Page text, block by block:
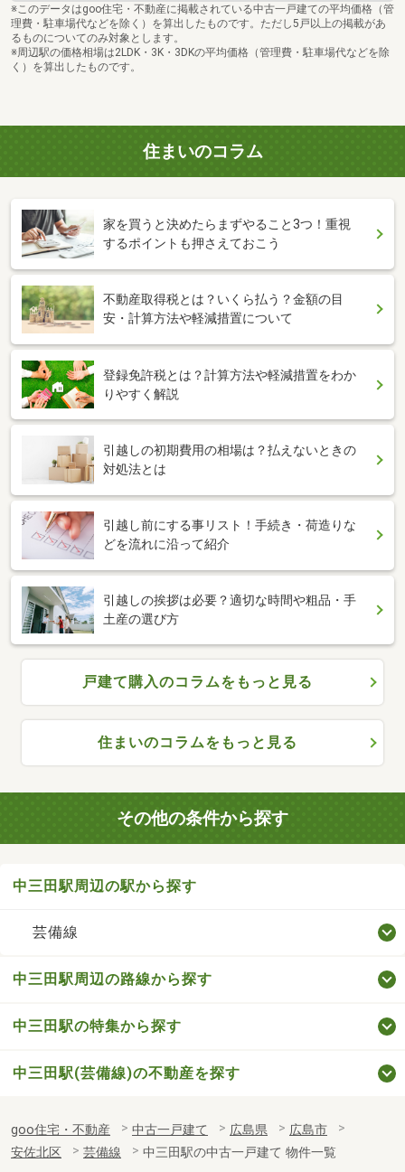
※このデータはgoo住宅・不動産に掲載されている中古一戸建ての平均価格（管
理費・駐車場代などを除く）を算出したものです。ただし5戸以上の掲載があ
るものについてのみ対象とします。
※周辺駅の価格相場は2LDK・3K・3DKの平均価格（管理費・駐車場代などを除
く）を算出したものです。
住まいのコラム
家を買うと決めたらまずやること3つ！重視
するポイントも押さえておこう
不動産取得税とは？いくら払う？金額の目
安・計算方法や軽減措置について
登録免許税とは？計算方法や軽減措置をわか
りやすく解説
引越しの初期費用の相場は？払えないときの
対処法とは
引越し前にする事リスト！手続き・荷造りな
どを流れに沿って紹介
引越しの挨拶は必要？適切な時間や粗品・手
土産の選び方
戸建て購入のコラムをもっと見る
住まいのコラムをもっと見る
その他の条件から探す
中三田駅周辺の駅から探す
芸備線
中三田駅周辺の路線から探す
中三田駅の特集から探す
中三田駅(芸備線)の不動産を探す
goo住宅・不動産 中古一戸建て 広島県
広島市
安佐北区
芸備線 中三田駅の中古一戸建て 物件一覧